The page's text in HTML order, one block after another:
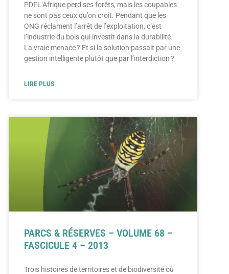
PDFL’Afrique perd ses forêts, mais les coupables
ne sont pas ceux qu’on croit. Pendant que les
ONG réclament l’arrêt de l’exploitation, c’est
l’industrie du bois qui investit dans la durabilité.
La vraie menace ? Et si la solution passait par une
gestion intelligente plutôt que par l’interdiction ?
LIRE PLUS
PARCS & RÉSERVES – VOLUME 68 –
FASCICULE 4 – 2013
Trois histoires de territoires et de biodiversité où